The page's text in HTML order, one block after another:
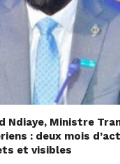
Ndiaye, Ministre
: deux mois
et visibles